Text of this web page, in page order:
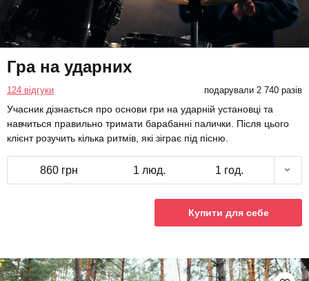
Гра на ударних
124 відгуки подарували 2 740 разів
Учасник дізнається про основи гри на ударній установці та
навчиться правильно тримати барабанні палички. Після цього
клієнт розучить кілька ритмів, які зіграє під пісню.
860 грн 1 люд. 1 год.
Купити для себе